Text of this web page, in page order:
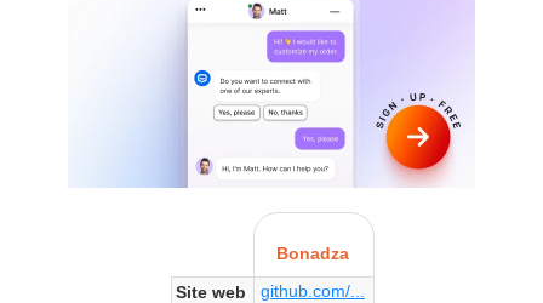
Bonadza
Site web
github.com/...